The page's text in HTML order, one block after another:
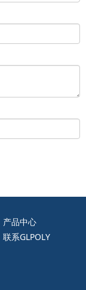
产品中心
联系GLPOLY